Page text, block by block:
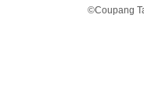
©Coupang